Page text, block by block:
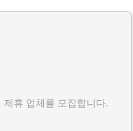
제휴 업체를 모집합니다.